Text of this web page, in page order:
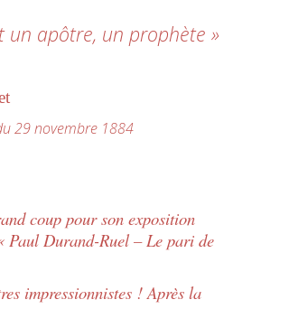
un apôtre, un prophète »
1884
coup pour son exposition
Paul Durand-Ruel – Le pari de
impressionnistes ! Après la